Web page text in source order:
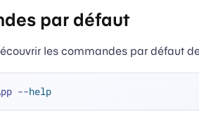
par défaut
les commandes par défaut
--help